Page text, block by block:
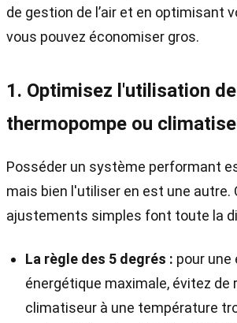
de gestion de l’air et en optimisant
vous pouvez économiser gros.
1. Optimisez l'utilisation
thermopompe ou
Posséder un système performant
mais bien l'utiliser en est une autre.
ajustements simples font toute la
La règle des 5 degrés : pour
énergétique maximale, évitez de
climatiseur à une température